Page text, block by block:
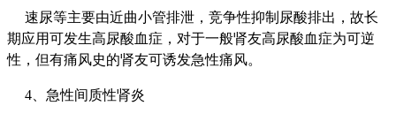
速尿等主要由近曲小管排泄，竞争性抑制尿酸排出，故长
期应用可发生高尿酸血症，对于一般肾友高尿酸血症为可逆
性，但有痛风史的肾友可诱发急性痛风。
4、急性间质性肾炎